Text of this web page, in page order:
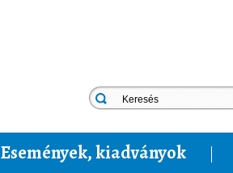
Események, kiadványok